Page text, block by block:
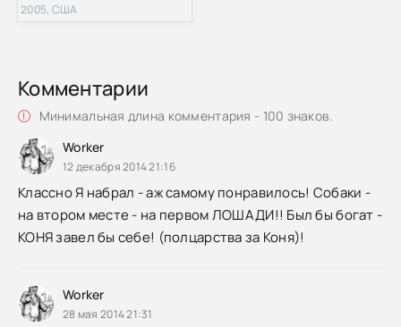
2005, США
Комментарии
Минимальная длина комментария - 100 знаков.
Worker
12 декабря 2014 21:16
Классно Я набрал - аж самому понравилось! Собаки -
на втором месте - на первом ЛОШАДИ!! Был бы богат -
КОНЯ завел бы себе! (полцарства за Коня)!
Worker
28 мая 2014 21:31